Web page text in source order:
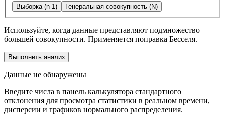
Выборка (n-1) Генеральная совокупность (N)
Используйте, когда данные представляют подмножество
большей совокупности. Применяется поправка Бесселя.
Выполнить анализ
Данные не обнаружены
Введите числа в панель калькулятора стандартного
отклонения для просмотра статистики в реальном времени,
дисперсии и графиков нормального распределения.